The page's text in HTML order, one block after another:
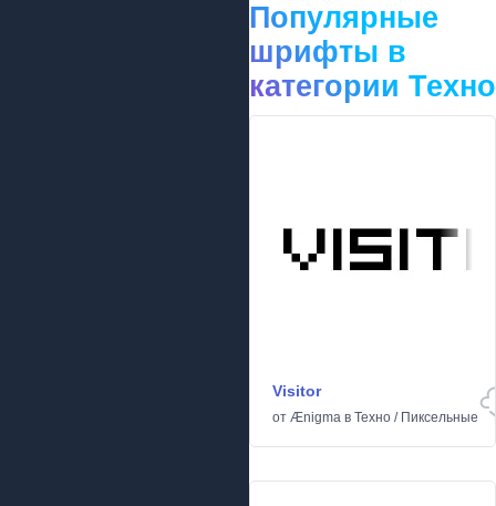
Популярные
шрифты в
категории Техно
Visitor
от Ænigma в Техно / Пиксельные